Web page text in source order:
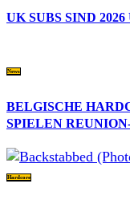
UK SUBS SIND
News
BELGISCHE
SPIELEN
Hardcore